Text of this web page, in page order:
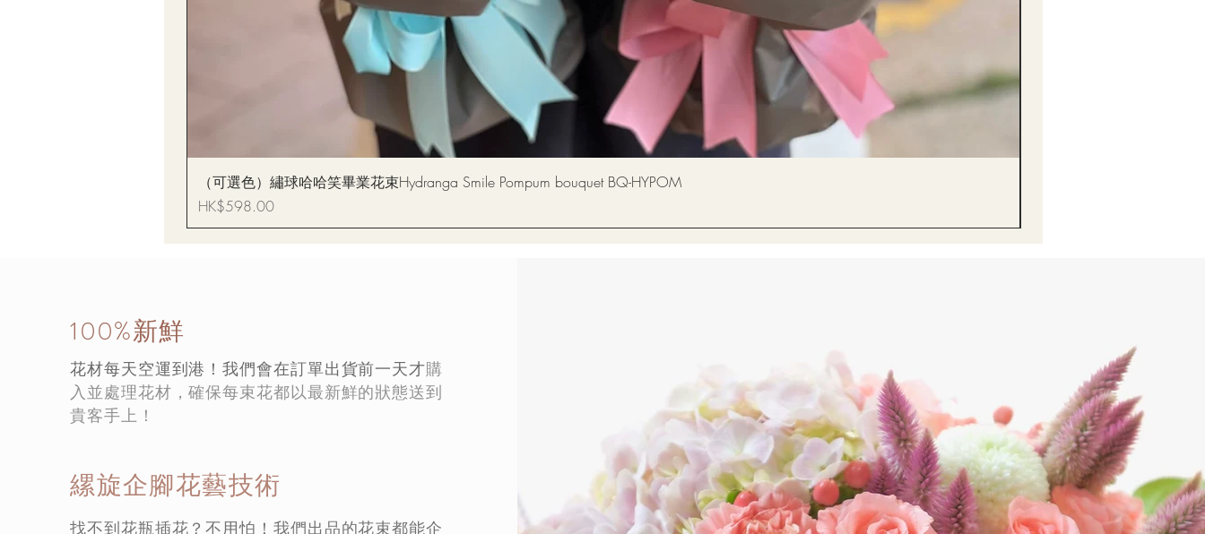
快速瀏覽
（可選色）繡球哈哈笑畢業花束Hydranga Smile Pompum bouquet BQ-HYPOM
價格
HK$598.00
花材每天空運到港！我們會在訂單出貨前一天才購
入並處理花材，確保每束花都以最新鮮的狀態送到
貴客手上！
100%新鮮
縲旋企腳花藝技術
找不到花瓶插花？不用怕！我們出品的花束都能企